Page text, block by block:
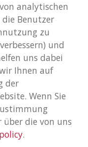
analytischen
die Benutzer
zu
und
uns dabei
Ihnen auf
der
Wenn Sie
die von uns
.